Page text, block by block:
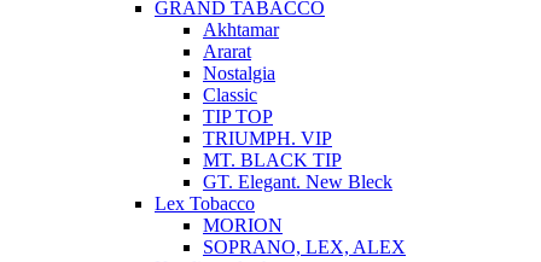
GRAND TABACCO
Akhtamar
Ararat
Nostalgia
Classic
TIP TOP
TRIUMPH. VIP
MT. BLACK TIP
GT. Elegant. New Bleck
Lex Tobacco
MORION
SOPRANO, LEX, ALEX